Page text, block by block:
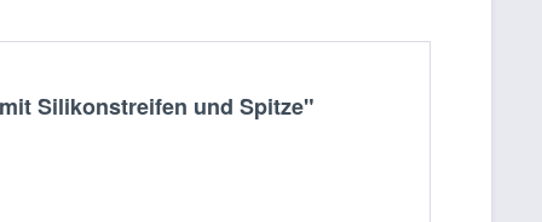
Silikonstreifen und Spitze"